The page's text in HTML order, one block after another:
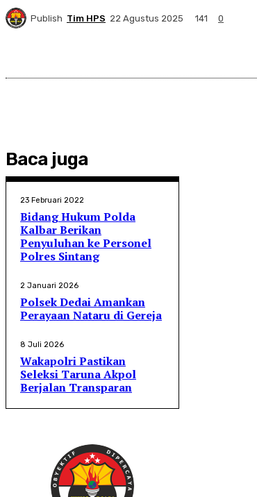
Publish Tim HPS 22 Agustus 2025 141 0
Baca juga
23 Februari 2022
Bidang Hukum Polda
Kalbar Berikan
Penyuluhan ke Personel
Polres Sintang
2 Januari 2026
Polsek Dedai Amankan
Perayaan Nataru di Gereja
8 Juli 2026
Wakapolri Pastikan
Seleksi Taruna Akpol
Berjalan Transparan